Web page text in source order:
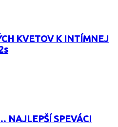
KVETOV K INTÍMNEJ
NAJLEPŠÍ SPEVÁCI